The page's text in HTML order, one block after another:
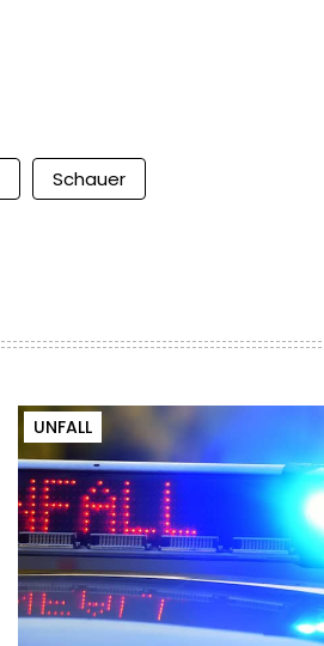
Schauer
UNFALL